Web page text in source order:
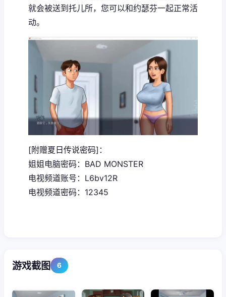
就会被送到托儿所，您可以和约瑟芬一起正常活
动。
[附赠夏日传说密码]：
姐姐电脑密码：BAD MONSTER
电视频道账号：L6bv12R
电视频道密码：12345
游戏截图 6